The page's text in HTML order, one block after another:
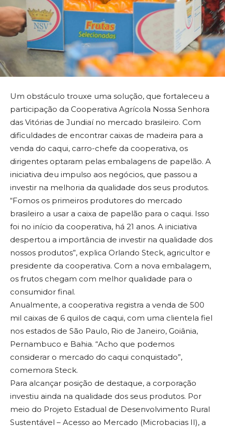
Um obstáculo trouxe uma solução, que fortaleceu a
participação da Cooperativa Agrícola Nossa Senhora
das Vitórias de Jundiaí no mercado brasileiro. Com
dificuldades de encontrar caixas de madeira para a
venda do caqui, carro-chefe da cooperativa, os
dirigentes optaram pelas embalagens de papelão. A
iniciativa deu impulso aos negócios, que passou a
investir na melhoria da qualidade dos seus produtos.
“Fomos os primeiros produtores do mercado
brasileiro a usar a caixa de papelão para o caqui. Isso
foi no início da cooperativa, há 21 anos. A iniciativa
despertou a importância de investir na qualidade dos
nossos produtos”, explica Orlando Steck, agricultor e
presidente da cooperativa. Com a nova embalagem,
os frutos chegam com melhor qualidade para o
consumidor final.
Anualmente, a cooperativa registra a venda de 500
mil caixas de 6 quilos de caqui, com uma clientela fiel
nos estados de São Paulo, Rio de Janeiro, Goiânia,
Pernambuco e Bahia. “Acho que podemos
considerar o mercado do caqui conquistado”,
comemora Steck.
Para alcançar posição de destaque, a corporação
investiu ainda na qualidade dos seus produtos. Por
meio do Projeto Estadual de Desenvolvimento Rural
Sustentável – Acesso ao Mercado (Microbacias II), a